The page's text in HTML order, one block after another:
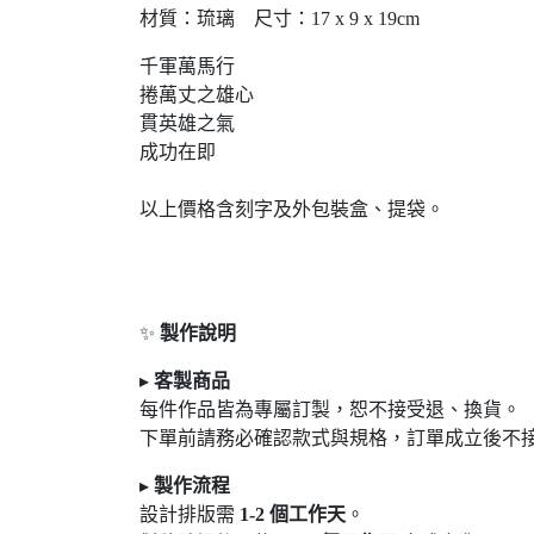
材質：琉璃 尺寸：17 x 9 x 19cm
千軍萬馬行
捲萬丈之雄心
貫英雄之氣
成功在即
以上價格含刻字及外包裝盒、提袋。
✨ 製作說明
▸ 客製商品
每件作品皆為專屬訂製，恕不接受退 、換貨。
下單前請務必確認款式與規格，訂單成立後不
▸ 製作流程
設計排版需 1-2 個工作天 。